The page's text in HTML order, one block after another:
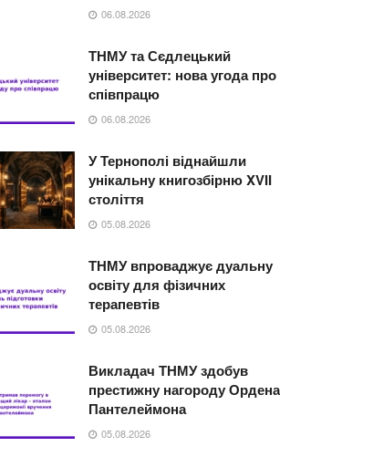
06.08.2026
ТНМУ та Сєдлецький
університет: нова угода про
співпрацю
06.08.2026
У Тернополі віднайшли
унікальну книгозбірню XVII
століття
05.08.2026
ТНМУ впроваджує дуальну
освіту для фізичних
терапевтів
05.08.2026
Викладач ТНМУ здобув
престижну нагороду Ордена
Пантелеймона
05.08.2026